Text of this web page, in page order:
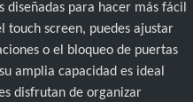
para hacer más fácil
touch screen, puedes ajustar
o el bloqueo de puertas
amplia capacidad es ideal
disfrutan de organizar